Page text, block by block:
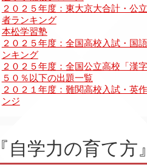
『自学力の育て方』